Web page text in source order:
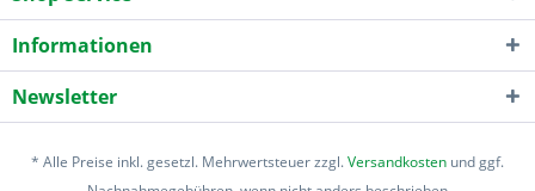
Informationen
Newsletter
* Alle Preise inkl. gesetzl. Mehrwertsteuer zzgl.Versandkosten und ggf.